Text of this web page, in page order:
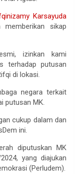
Karsayuda
memberikan sikap
izinkan kami
terhadap putusan
di lokasi.
negara terkait
putusan MK.
cukup dalam dan
ini.
diputuskan MK
yang diajukan
(Perludem).